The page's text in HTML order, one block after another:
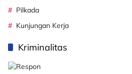
Pilkada
Kunjungan Kerja
Kriminalitas